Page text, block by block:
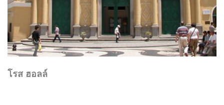
โรส ฮอลล์